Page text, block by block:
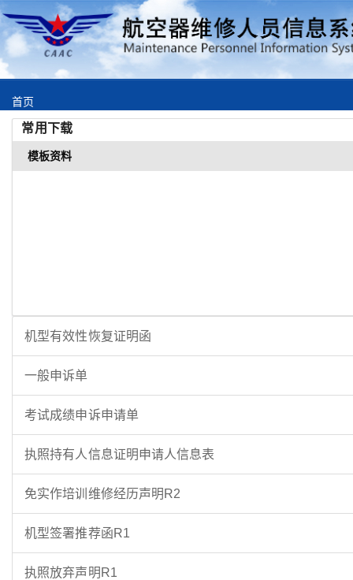
首页
通知公告
机构清单
常用下载
模板资料
机型有效性恢复证明函
一般申诉单
考试成绩申诉申请单
执照持有人信息证明申请人信息表
免实作培训维修经历声明R2
机型签署推荐函R1
执照放弃声明R1